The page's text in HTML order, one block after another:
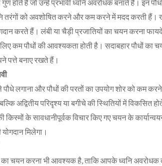
होते हैं जो उन्हें प्रभावी ध्वनि अवरोधक बनाते हैं। इन
तरंगों को अवशोषित करने और कम करने में मदद करती हैं।
करते हैं। लंबी या चैड़ी प्रजातियों का चयन करना
कम पौधों की आवश्यकता होती है। सदाबहार पौधों का
पत्ते बनाए रखते हैं।
पौधे लगाना और पौधों की परतों का उपयोग शोर को कम
अद्वितीय परिदृश्य या बगीचे की स्थितियों में विकसित
किस्मों के सावधानीपूर्वक विचार किए गए चयन के
मिलेगा।
का चयन करना भी आवश्यक है, ताकि आपके ध्वनि अवरोधक